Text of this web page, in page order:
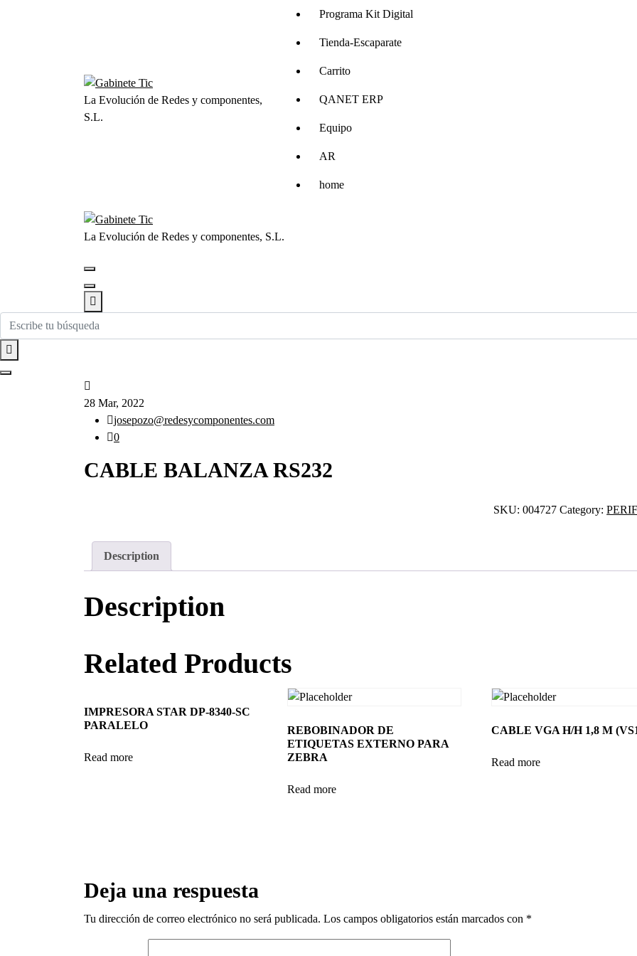
La Evolución de Redes y componentes,
S.L.
Programa Kit Digital
Tienda-Escaparate
Carrito
QANET ERP
Equipo
AR
home
La Evolución de Redes y componentes, S.L.
28 Mar, 2022
josepozo@redesycomponentes.com
0
CABLE BALANZA RS232
SKU:004727 Category:
Description
Description
Related Products
IMPRESORA STAR DP-8340-SC
PARALELO
Read more
REBOBINADOR DE
ETIQUETAS EXTERNO PARA
ZEBRA
Read more
CABLE VGA H/H 1,8 M
Read more
Deja una respuesta
Tu dirección de correo electrónico no será publicada. Los campos obligatorios están marcados con *